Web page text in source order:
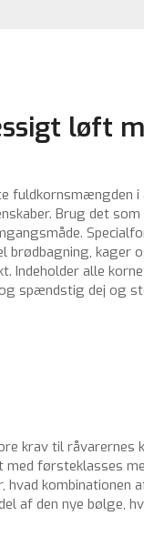
løft
Brug det
brødbagning, kager
Indeholder alle
spændstig dej og
krav til råvarernes
førsteklasses
hvad
af den nye bølge,